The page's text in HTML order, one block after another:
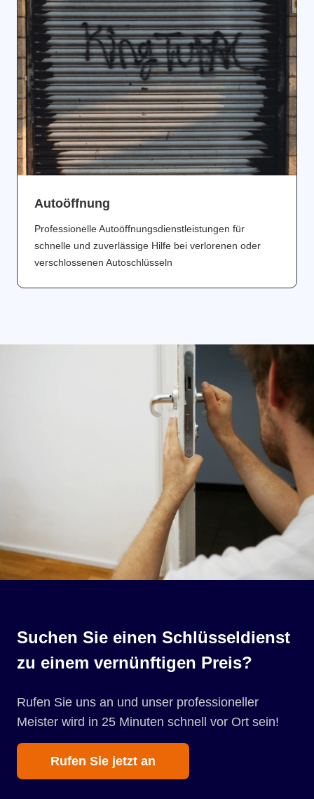
Аutoöffnung
Professionelle Autoöffnungsdienstleistungen für
schnelle und zuverlässige Hilfe bei verlorenen oder
verschlossenen Autoschlüsseln
Suchen Sie einen Schlüsseldienst
zu einem vernünftigen Preis?
Rufen Sie uns an und unser professioneller
Meister wird in 25 Minuten schnell vor Ort sein!
Rufen Sie jetzt an